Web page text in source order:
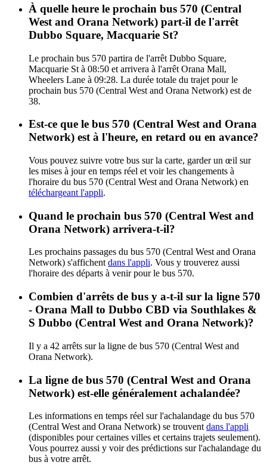
À quelle heure le prochain bus 570 (Central
West and Orana Network) part-il de l'arrêt
Dubbo Square, Macquarie St?
Le prochain bus 570 partira de l'arrêt Dubbo Square,
Macquarie St à 08:50 et arrivera à l'arrêt Orana Mall,
Wheelers Lane à 09:28. La durée totale du trajet pour le
prochain bus 570 (Central West and Orana Network) est de
38.
Est-ce que le bus 570 (Central West and Orana
Network) est à l'heure, en retard ou en avance?
Vous pouvez suivre votre bus sur la carte, garder un œil sur
les mises à jour en temps réel et voir les changements à
l'horaire du bus 570 (Central West and Orana Network) en
téléchargeant l'appli.
Quand le prochain bus 570 (Central West and
Orana Network) arrivera-t-il?
Les prochains passages du bus 570 (Central West and Orana
Network) s'affichent dans l'appli. Vous y trouverez aussi
l'horaire des départs à venir pour le bus 570.
Combien d'arrêts de bus y a-t-il sur la ligne 570
- Orana Mall to Dubbo CBD via Southlakes &
S Dubbo (Central West and Orana Network)?
Il y a 42 arrêts sur la ligne de bus 570 (Central West and
Orana Network).
La ligne de bus 570 (Central West and Orana
Network) est-elle généralement achalandée?
Les informations en temps réel sur l'achalandage du bus 570
(Central West and Orana Network) se trouvent dans l'appli
(disponibles pour certaines villes et certains trajets seulement).
Vous pourrez aussi y voir des prédictions sur l'achalandage du
bus à votre arrêt.